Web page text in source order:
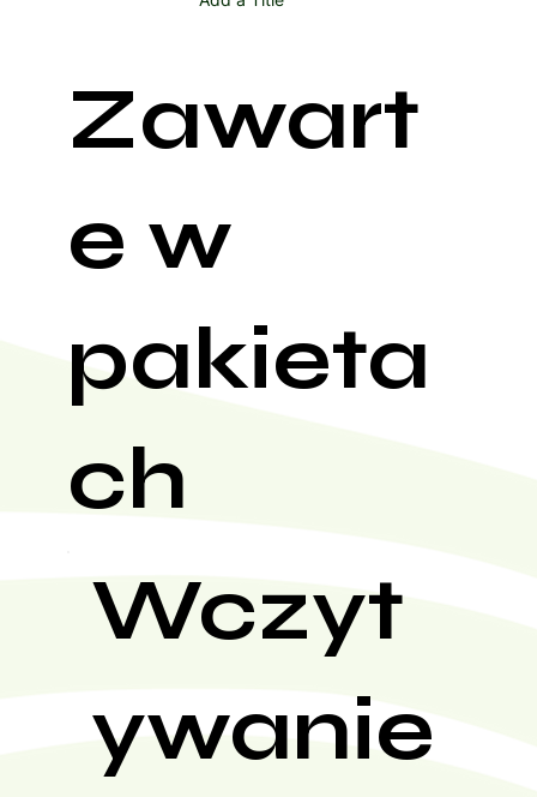
Zawart
e w
pakieta
ch
Wczyt
ywanie